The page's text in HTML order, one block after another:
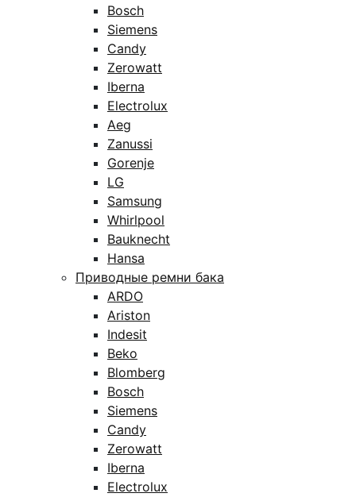
Bosch
Siemens
Candy
Zerowatt
Iberna
Electrolux
Aeg
Zanussi
Gorenje
LG
Samsung
Whirlpool
Bauknecht
Hansa
Приводные ремни бака
ARDO
Ariston
Indesit
Beko
Blomberg
Bosch
Siemens
Candy
Zerowatt
Iberna
Electrolux